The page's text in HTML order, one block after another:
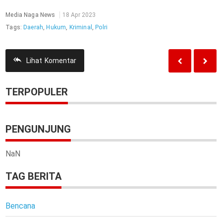
Media Naga News
18 Apr 2023
Tags: Daerah, Hukum, Kriminal , Polri
Lihat Komentar
TERPOPULER
PENGUNJUNG
NaN
TAG BERITA
Bencana